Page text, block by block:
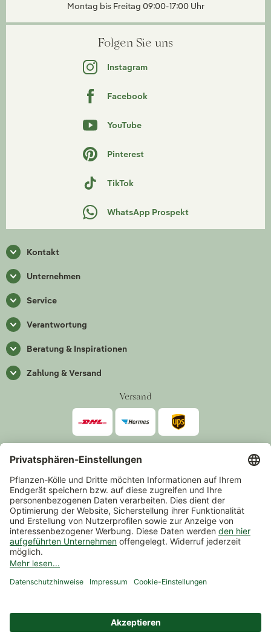
Montag bis Freitag 09:00-17:00 Uhr
Folgen Sie uns
Instagram
Facebook
YouTube
Pinterest
TikTok
WhatsApp Prospekt
Kontakt
Unternehmen
Service
Verantwortung
Beratung & Inspirationen
Zahlung & Versand
Versand
Zahlarten
*Alle Preise inkl. gesetzlicher Mehrwertsteuer zzgl.Versand
Mindestbestellwert 14,90 €, ausgenommen sind Gutscheine und
Events.
Widerrufsrecht Datenschutz